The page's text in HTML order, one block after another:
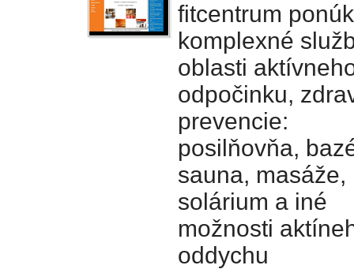
fitcentrum
komplexné
oblasti
odpočinku,
prevencie:
posilňovňa,
sauna, masáže,
solárium a iné
možnosti
oddychu